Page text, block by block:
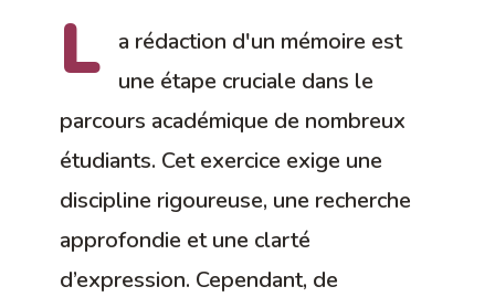
L
a rédaction d'un mémoire est
une étape cruciale dans le
parcours académique de nombreux
étudiants. Cet exercice exige une
discipline rigoureuse, une recherche
approfondie et une clarté
d’expression. Cependant, de